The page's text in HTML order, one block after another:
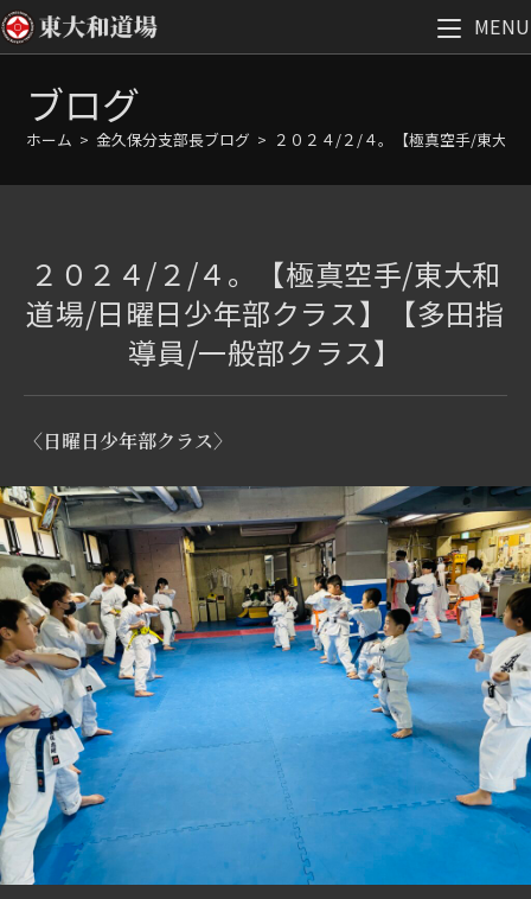
ツ
MENU
ブログ
ホーム > 金久保分支部長ブログ > ２０２４/２/４。【極真空手/東大
２０２４/２/４。【極真空手/東大和
道場/日曜日少年部クラス】【多田指
導員/一般部クラス】
〈日曜日少年部クラス〉